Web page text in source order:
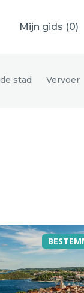
Mijn gids (0)
stad Vervoer